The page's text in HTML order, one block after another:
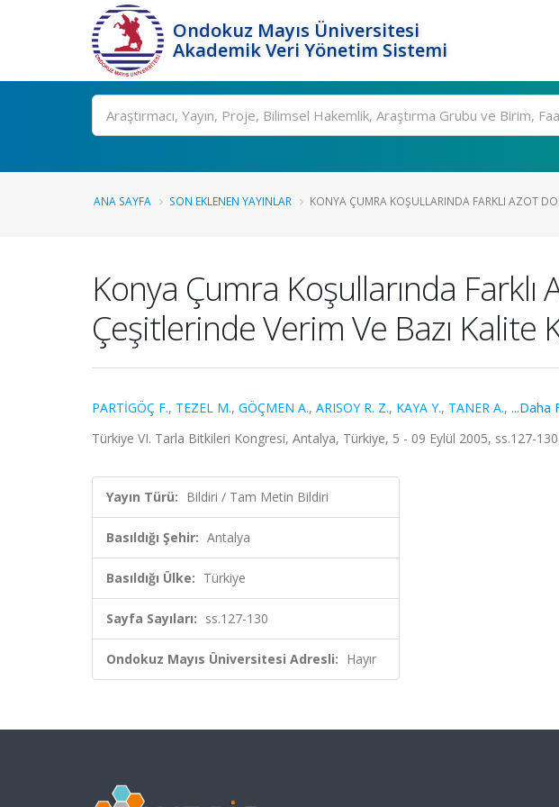
Ondokuz Mayıs Üniversitesi
Akademik Veri Yönetim Sistemi
Ara
ANA SAYFA SON EKLENEN YAYINLAR KONYA ÇUMRA KOŞULLARINDA FARKLI AZOT
Konya Çumra Koşullarında Farklı
Çeşitlerinde Verim Ve Bazı Kalite
PARTİGÖÇ F., TEZEL M., GÖÇMEN A., ARISOY R. Z., KAYA Y., TANER A., ...Daha
Türkiye VI. Tarla Bitkileri Kongresi, Antalya, Türkiye, 5 - 09 Eylül 2005, ss.127-
Yayın Türü: Bildiri / Tam Metin Bildiri
Basıldığı Şehir: Antalya
Basıldığı Ülke: Türkiye
Sayfa Sayıları: ss.127-130
Ondokuz Mayıs Üniversitesi Adresli: Hayır